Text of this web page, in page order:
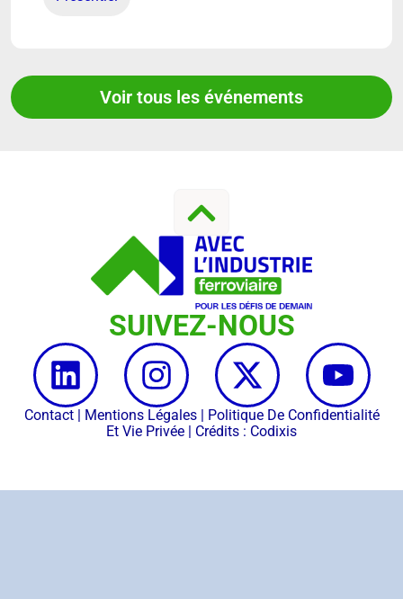
Voir tous les événements
SUIVEZ-NOUS
Contact| Mentions Légales| Politique De Confidentialité
Et Vie Privée | Crédits : Codixis